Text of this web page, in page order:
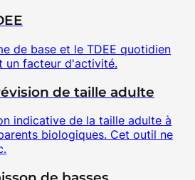
de base et le TDEE quotidien
un facteur d'activité.
de taille adulte
indicative de la taille adulte à
biologiques. Cet outil ne